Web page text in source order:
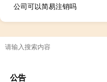
公司可以简易注销吗
公告